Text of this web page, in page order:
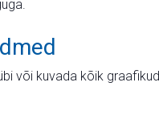
või kuvada kõik